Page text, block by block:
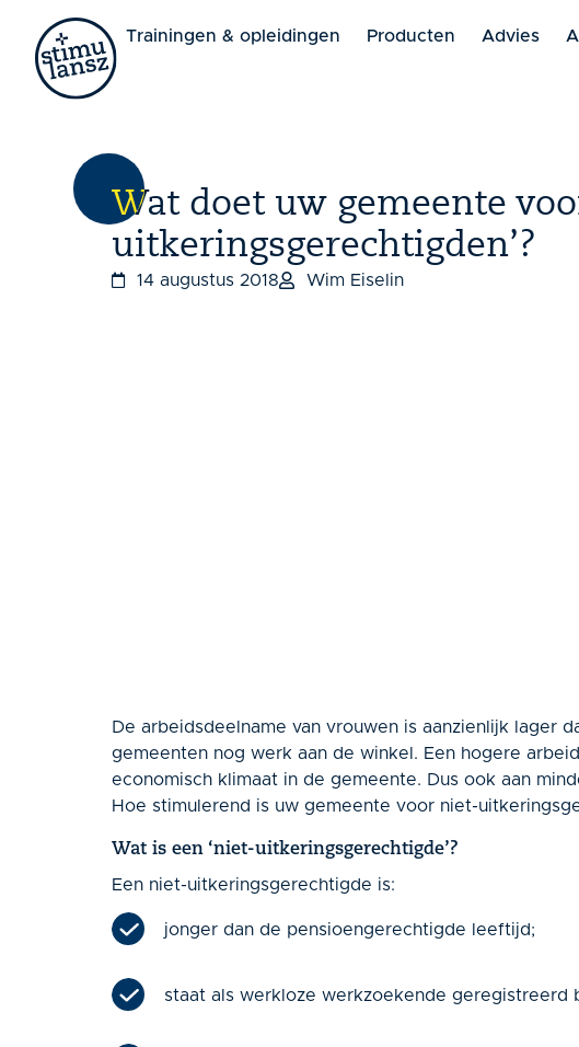
Trainingen & opleidingen Producten Advies
Wat doet uw gemeente
uitkeringsgerechtigden’?
14 augustus 2018 Wim Eiselin
De arbeidsdeelname van vrouwen is aanzienlijk lager
gemeenten nog werk aan de winkel. Een hogere
economisch klimaat in de gemeente. Dus ook aan
Hoe stimulerend is uw gemeente voor niet-
Wat is een ‘niet-uitkeringsgerechtigde’?
Een niet-uitkeringsgerechtigde is:
jonger dan de pensioengerechtigde leeftijd;
staat als werkloze werkzoekende geregistreerd